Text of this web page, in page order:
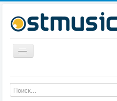
Включить/выключить навигацию
Музыка из мультфильмов